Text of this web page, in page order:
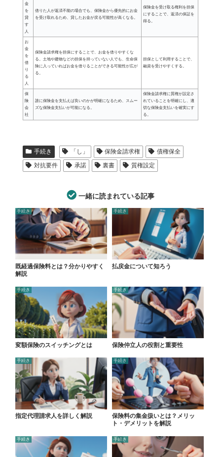
金
を
貸
す
人
借りた人が返済不能の場合でも、保険金から優先的にお金
を受け取れるため、貸したお金が戻る可能性が高くなる。
保険金を受け取る権利を担保
にすることで、返済の保証を
得る。
お
金
を
借
り
る
人
保険金請求権を担保にすることで、お金を借りやすくな
る。土地や建物などの担保を持っていない人でも、生命保
険に入っていればお金を借りることができる可能性が広が
る。
担保として利用することで、
融資を受けやすくする。
保
険
会
社
誰に保険金を支払えば良いのかが明確になるため、スムー
ズな保険金支払いが可能になる。
保険金請求権に質権が設定さ
れていることを明確にし、適
切な保険金支払いを確実にす
る。
手続き 「し」 保険金請求権
債権保全
対抗要件
承諾 裏書 質権設定
一緒に読まれている記事
手続き
既経過保険料とは？分かりやすく
解説
手続き
払戻金について知ろう
手続き
変額保険のスイッチングとは
手続き
保険仲立人の役割と重要性
手続き
指定代理請求人を詳しく解説
手続き
保険料の集金扱いとは？メリッ
ト・デメリットを解説
手続き 手続き